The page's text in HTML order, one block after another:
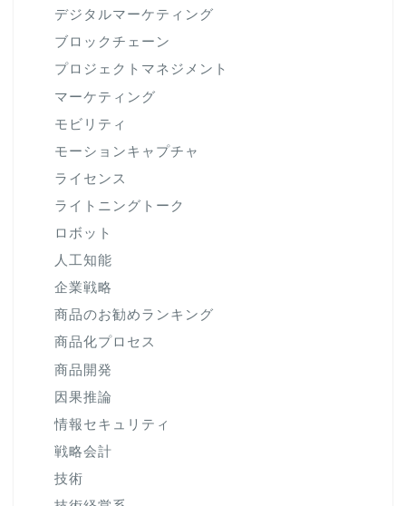
デジタルマーケティング
ブロックチェーン
プロジェクトマネジメント
マーケティング
モビリティ
モーションキャプチャ
ライセンス
ライトニングトーク
ロボット
人工知能
企業戦略
商品のお勧めランキング
商品化プロセス
商品開発
因果推論
情報セキュリティ
戦略会計
技術